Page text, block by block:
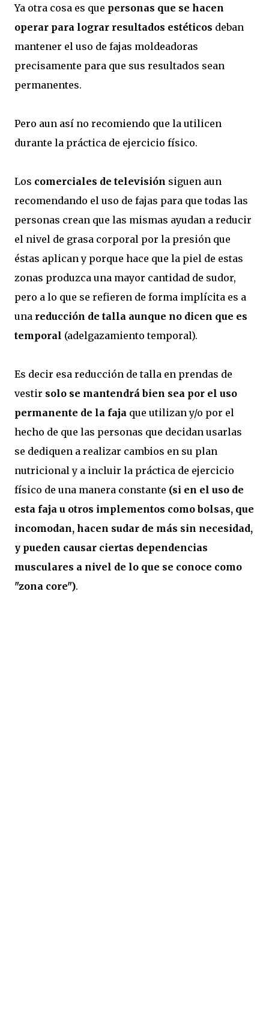
Ya otra cosa es que personas que se hacen
operar para lograr resultados estéticos deban
mantener el uso de fajas moldeadoras
precisamente para que sus resultados sean
permanentes.
Pero aun así no recomiendo que la utilicen
durante la práctica de ejercicio físico.
Los comerciales de televisión siguen aun
recomendando el uso de fajas para que todas las
personas crean que las mismas ayudan a reducir
el nivel de grasa corporal por la presión que
éstas aplican y porque hace que la piel de estas
zonas produzca una mayor cantidad de sudor,
pero a lo que se refieren de forma implícita es a
una reducción de talla aunque no dicen que es
temporal (adelgazamiento temporal).
Es decir esa reducción de talla en prendas de
vestir solo se mantendrá bien sea por el uso
permanente de la faja que utilizan y/o por el
hecho de que las personas que decidan usarlas
se dediquen a realizar cambios en su plan
nutricional y a incluir la práctica de ejercicio
físico de una manera constante (si en el uso de
esta faja u otros implementos como bolsas, que
incomodan, hacen sudar de más sin necesidad,
y pueden causar ciertas dependencias
musculares a nivel de lo que se conoce como
"zona core").